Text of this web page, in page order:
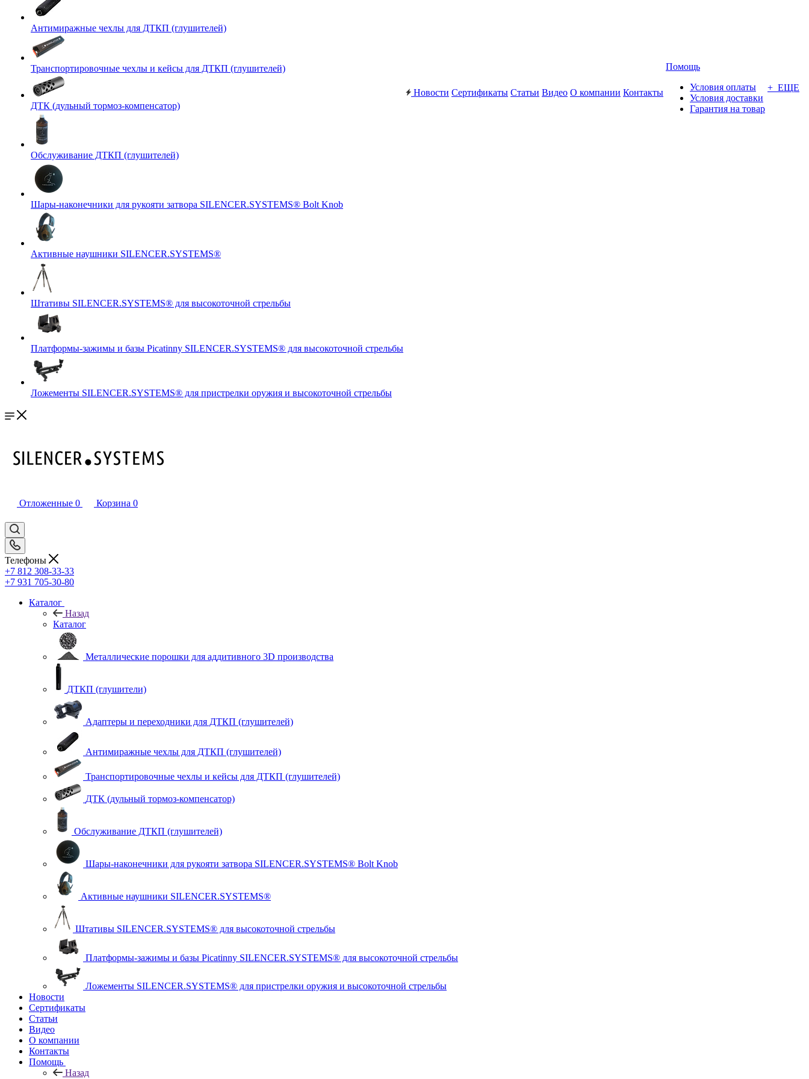
Антимиражные чехлы для ДТКП (глушителей)
Транспортировочные чехлы и кейсы для ДТКП (глушителей)
ДТК (дульный тормоз-компенсатор)
Обслуживание ДТКП (глушителей)
Шары-наконечники для рукояти затвора SILENCER.SYSTEMS® Bolt Knob
Активные наушники SILENCER.SYSTEMS®
Штативы SILENCER.SYSTEMS® для высокоточной стрельбы
Платформы-зажимы и базы Picatinny SILENCER.SYSTEMS® для высокоточной стрельбы
Ложементы SILENCER.SYSTEMS® для пристрелки оружия и высокоточной стрельбы
Новости Сертификаты Статьи Видео О компании Контакты
Помощь
Условия оплаты
Условия доставки
Гарантия на товар
+ ЕЩЕ
Отложенные 0 Корзина 0
Телефоны
+7 812 308-33-33
+7 931 705-30-80
Каталог
Назад
Каталог
Металлические порошки для аддитивного 3D производства
ДТКП (глушители)
Адаптеры и переходники для ДТКП (глушителей)
Антимиражные чехлы для ДТКП (глушителей)
Транспортировочные чехлы и кейсы для ДТКП (глушителей)
ДТК (дульный тормоз-компенсатор)
Обслуживание ДТКП (глушителей)
Шары-наконечники для рукояти затвора SILENCER.SYSTEMS® Bolt Knob
Активные наушники SILENCER.SYSTEMS®
Штативы SILENCER.SYSTEMS® для высокоточной стрельбы
Платформы-зажимы и базы Picatinny SILENCER.SYSTEMS® для высокоточной стрельбы
Ложементы SILENCER.SYSTEMS® для пристрелки оружия и высокоточной стрельбы
Новости
Сертификаты
Статьи
Видео
О компании
Контакты
Помощь
Назад